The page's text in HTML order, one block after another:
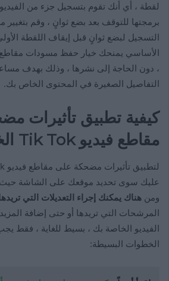
لقطة ، أي أنك تقوم بتسجيل جزء من
برمجتها للتوقف بعد بضع ثوانٍ ، وقم بتغيير
التسجيل لبضع ثوانٍ قبل إيقاف اللقطة
الأساسي يمنحك خيار حفظ مسودات مقاطع
، دون الحاجة إلى نشرها ، وذلك بهدف
التفاصيل الصغيرة في المحتوى الخاص بك.
كيفية تطبيق تأثيرات
مقاطع فيديو Tik Tok الخاصة بك؟
عليك سوى تحديد موقعك على الشاشة حيث
ومن هناك يمكنك إجراء التعديلات التي
المرشحات التي تريدها أو حتى إضافة
الفيديو الخاصة بك ، بسيط للغاية ، فقط
الخطوات البسيطة: